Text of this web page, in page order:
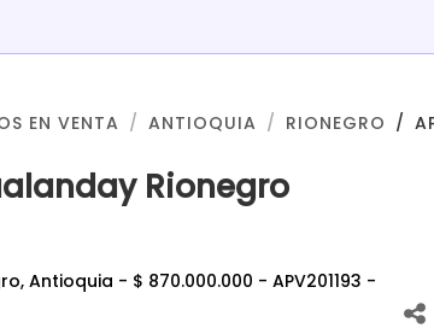
EN VENTA ANTIOQUIA RIONEGRO
Rionegro